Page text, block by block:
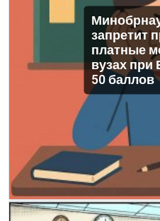
запретит
платные
вузах при
50 баллов